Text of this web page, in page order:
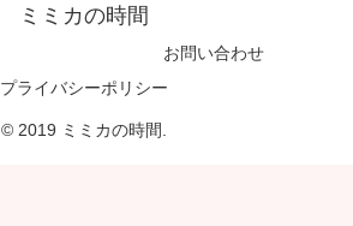
ミミカの時間
お問い合わせ
プライバシーポリシー
© 2019 ミミカの時間.